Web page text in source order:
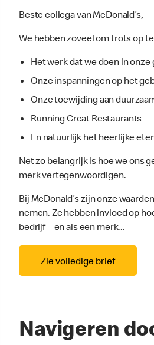
Beste collega van McDonald’s,
We hebben zoveel om trots op
Het werk dat we doen in
Onze inspanningen op het
Onze toewijding aan
Running Great Restaurants
En natuurlijk het heerlijke
Net zo belangrijk is hoe we ons
merk vertegenwoordigen.
Bij McDonald’s zijn onze
nemen. Ze hebben invloed op
bedrijf – en als een merk...
Zie volledige brief
Navigeren